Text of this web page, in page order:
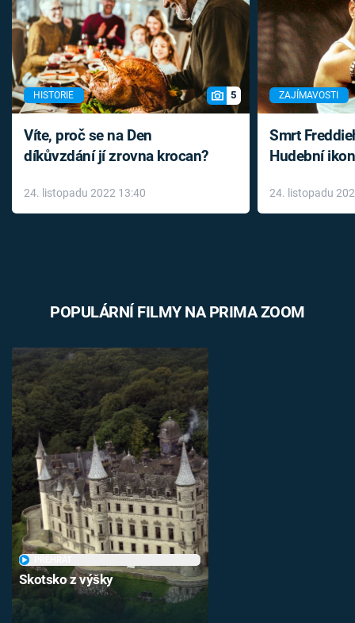
HISTORIE 5
Víte, proč se na Den
díkůvzdání jí zrovna krocan?
24. listopadu 2022 13:40
ZAJÍMAVOSTI
Smrt
Hudební
léky
24. listopadu
POPULÁRNÍ FILMY NA PRIMA ZOOM
Skotsko z výšky